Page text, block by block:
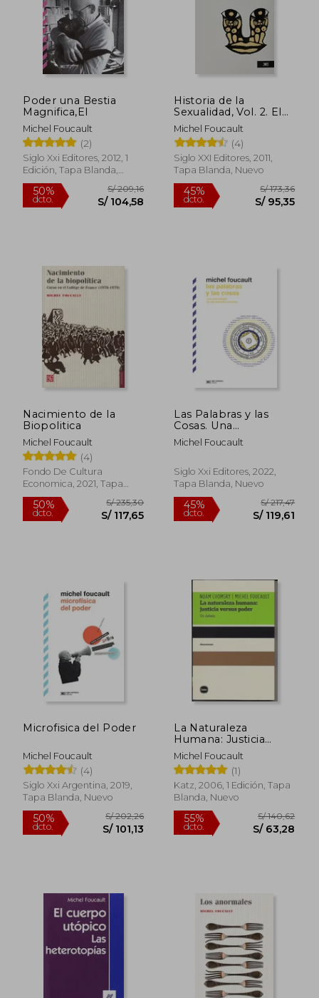
45%
dcto. S/ 83,34
50%
dcto.
Poder una Bestia
Magnifica,El
Michel Foucault
(2)
Siglo Xxi Editores, 2012, 1
Edición, Tapa Blanda,
Nuevo
50%
dcto. S/ 104,58
Historia de la
Sexualidad, Vol. 2. El
uso de los Placeres
Michel Foucault
(4)
Siglo XXI Editores, 2011,
Tapa Blanda, Nuevo
45%
dcto. S/
Nacimiento de la
Biopolitica
Michel Foucault
(4)
Fondo De Cultura
Economica, 2021, Tapa
Blanda, Nuevo
Las Palabras y las
Cosas. Una
Arqueología de las
Ciencias Humanas
Michel Foucault
Siglo Xxi Editores, 2022,
Tapa Blanda, Nuevo
Microfisica del Poder
Michel Foucault
(4)
Siglo Xxi Argentina, 2019,
Tapa Blanda, Nuevo
La Naturaleza
Humana: Justicia
Versus Poder
Michel Foucault
(1)
Katz, 2006, 1 Edición, Tapa
Blanda, Nuevo